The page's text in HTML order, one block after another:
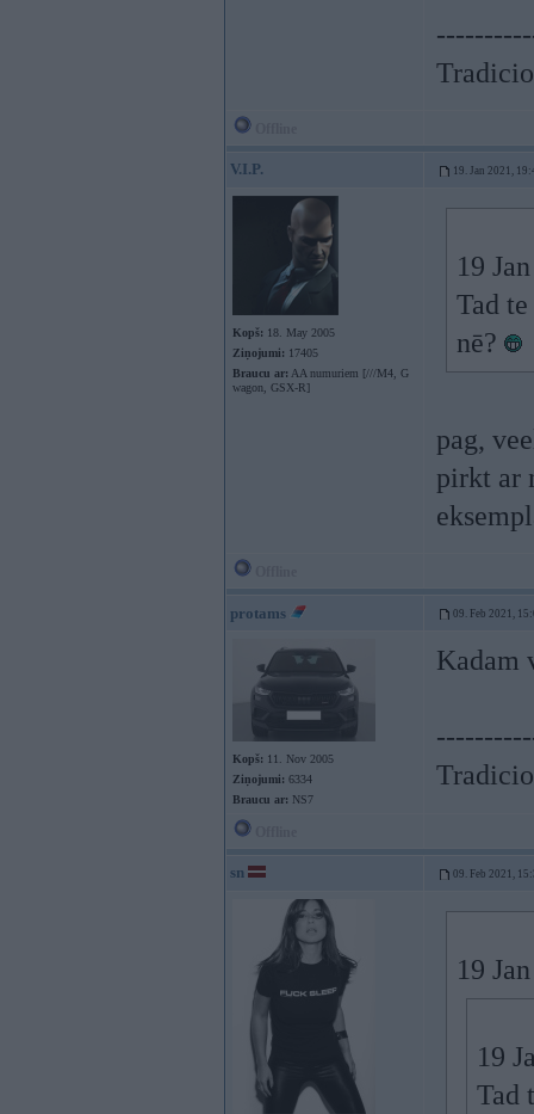
V.I.P. 19. Jan 2021,
Kopš: 18. May 2005
Ziņojumi: 17405
Braucu ar: AA numuriem [///M4, G
wagon, GSX-R]
19
Tad
nē?
pag,
pirkt ar
protams 09. Feb 2021,
Kopš: 11. Nov 2005
Ziņojumi: 6334
Braucu ar: NS7
Kadam
sn 09. Feb 2021,
19
19
Tad